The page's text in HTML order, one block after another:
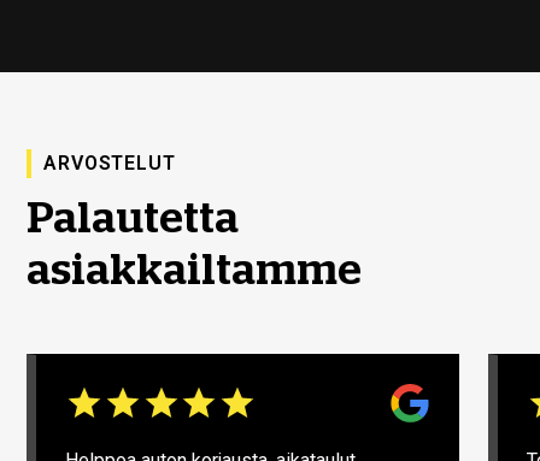
ARVOSTELUT
Palautetta
asiakkailtamme